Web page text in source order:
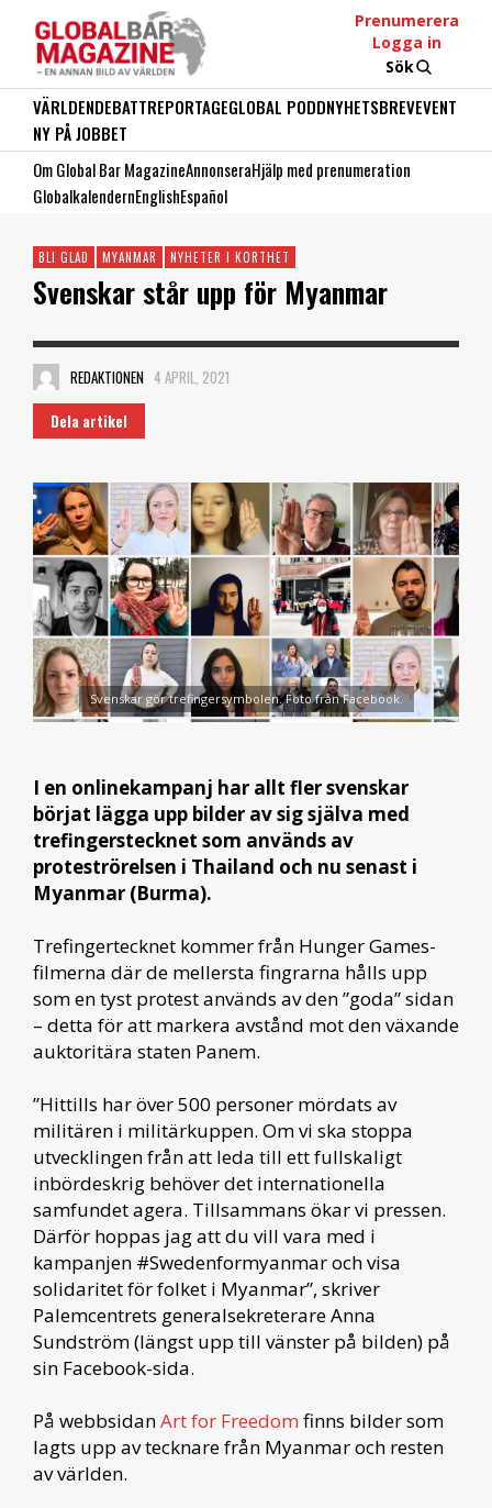
Prenumerera
Logga in
Sök
VÄRLDENDEBATTREPORTAGEGLOBAL PODDNYHETSBREVEVENT
NY PÅ JOBBET
Om Global Bar MagazineAnnonseraHjälp med prenumeration
GlobalkalendernEnglishEspañol
BLI GLAD MYANMAR NYHETER I KORTHET
Svenskar står upp för Myanmar
REDAKTIONEN 4 APRIL, 2021
Dela artikel
Svenskar gör trefingersymbolen. Foto från Facebook.
I en onlinekampanj har allt fler svenskar
börjat lägga upp bilder av sig själva med
trefingerstecknet som används av
proteströrelsen i Thailand och nu senast i
Myanmar (Burma).
Trefingertecknet kommer från Hunger Games-
filmerna där de mellersta fingrarna hålls upp
som en tyst protest används av den ”goda” sidan
– detta för att markera avstånd mot den växande
auktoritära staten Panem.
”Hittills har över 500 personer mördats av
militären i militärkuppen. Om vi ska stoppa
utvecklingen från att leda till ett fullskaligt
inbördeskrig behöver det internationella
samfundet agera. Tillsammans ökar vi pressen.
Därför hoppas jag att du vill vara med i
kampanjen #Swedenformyanmar och visa
solidaritet för folket i Myanmar”, skriver
Palemcentrets generalsekreterare Anna
Sundström (längst upp till vänster på bilden) på
sin Facebook-sida.
På webbsidanArt for Freedom finns bilder som
lagts upp av tecknare från Myanmar och resten
av världen.